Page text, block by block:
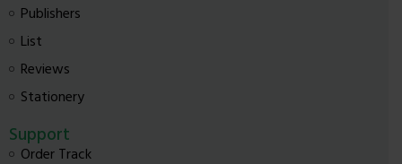
Publishers
List
Reviews
Stationery
Support
Order Track